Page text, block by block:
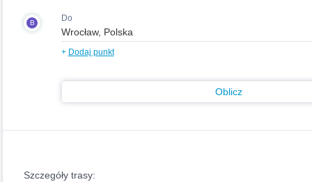
B Do
+ Dodaj punkt
Oblicz
Szczegóły trasy: